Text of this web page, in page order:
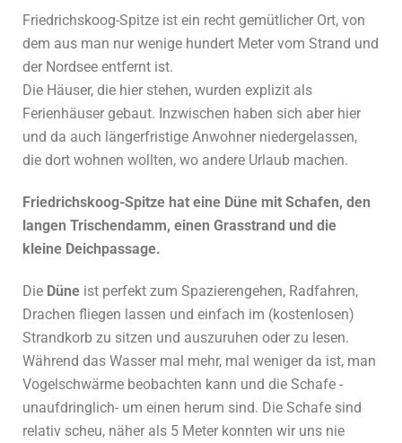
Friedrichskoog-Spitze ist ein recht gemütlicher Ort, von
dem aus man nur wenige hundert Meter vom Strand und
der Nordsee entfernt ist.
Die Häuser, die hier stehen, wurden explizit als
Ferienhäuser gebaut. Inzwischen haben sich aber hier
und da auch längerfristige Anwohner niedergelassen,
die dort wohnen wollten, wo andere Urlaub machen.
Friedrichskoog-Spitze hat eine Düne mit Schafen, den
langen Trischendamm, einen Grasstrand und die
kleine Deichpassage.
Die Düne ist perfekt zum Spazierengehen, Radfahren,
Drachen fliegen lassen und einfach im (kostenlosen)
Strandkorb zu sitzen und auszuruhen oder zu lesen.
Während das Wasser mal mehr, mal weniger da ist, man
Vogelschwärme beobachten kann und die Schafe -
unaufdringlich- um einen herum sind. Die Schafe sind
relativ scheu, näher als 5 Meter konnten wir uns nie